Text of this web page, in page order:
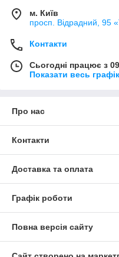
м. Київ
просп. Відрадний, 95
Контакти
Сьогодні працює з
Показати весь
Про нас
Контакти
Доставка та оплата
Графік роботи
Повна версія сайту